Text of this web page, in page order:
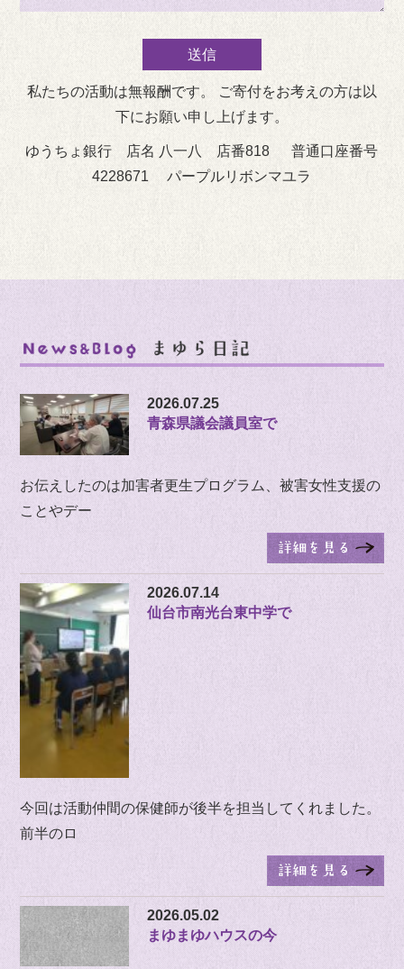
私たちの活動は無報酬です。 ご寄付をお考えの方は以
下にお願い申し上げます。
ゆうちょ銀行 店名 八一八 店番818 普通口座番号
4228671 パープルリボンマユラ
2026.07.25
青森県議会議員室で
お伝えしたのは加害者更生プログラム、被害女性支援の
ことやデー
2026.07.14
仙台市南光台東中学で
今回は活動仲間の保健師が後半を担当してくれました。
前半のロ
2026.05.02
まゆまゆハウスの今